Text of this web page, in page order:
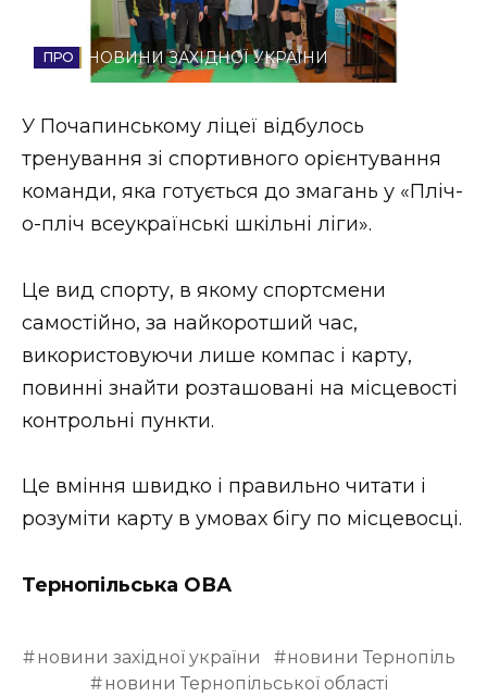
Стиль життя
Втрачений Ужгород (відеоверсія)
НОВИНИ ЗАХІДНОЇ УКРАЇНИ
ВІДЕО
НОВИНИ ЗАХІДНОЇ УКРАЇНИ
У Почапинському ліцеї відбулось
тренування зі спортивного орієнтування
команди, яка готується до змагань у «Пліч-
о-пліч всеукраїнські шкільні ліги».
Це вид спорту, в якому спортсмени
самостійно, за найкоротший час,
використовуючи лише компас і карту,
повинні знайти розташовані на місцевості
контрольні пункти.
Це вміння швидко і правильно читати і
розуміти карту в умовах бігу по місцевосці.
Тернопільська ОВА
новини західної україни
новини Тернопіль
новини Тернопільської області